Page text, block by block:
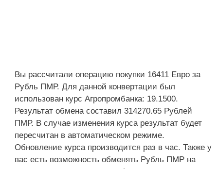
Вы рассчитали операцию покупки 16411 Евро за
Рубль ПМР. Для данной конвертации был
использован курс Агропромбанка: 19.1500.
Результат обмена составил 314270.65 Рублей
ПМР. В случае изменения курса результат будет
пересчитан в автоматическом режиме.
Обновление курса производится раз в час. Также у
вас есть возможность обменять Рубль ПМР на